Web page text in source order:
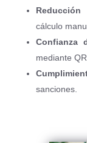
cálculo
Confianza
mediante QR.
sanciones.